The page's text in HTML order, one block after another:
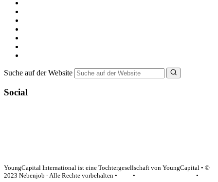
Suche auf der Website
Social
YoungCapital International ist eine Tochtergesellschaft von YoungCapital • ©
2023 Nebenjob - Alle Rechte vorbehalten •
•
•